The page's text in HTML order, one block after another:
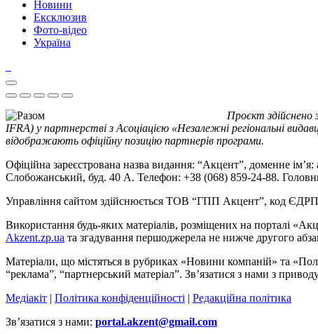
Новини
Ексклюзив
Фото-відео
Україна
Проєкт здійснено
IFRA) у партнерстві з Асоціацією «Незалежні регіональні
відображають офіційну позицію партнерів програми.
Офіційна зареєстрована назва видання: “Акцент”, доменне
Слобожанський, буд. 40 А. Телефон: +38 (068) 859-24-88.
Управління сайтом здійснюється ТОВ “ГПП Акцент”, код
Використання будь-яких матеріалів, розміщених на порталі
Akzent.zp.ua та згадування першоджерела не нижче другого
Матеріали, що містяться в рубриках «Новини компаній» та
“реклама”, “партнерський матеріал”. Зв’язатися з нами з
Медіакіт | Політика конфіденційності | Редакційна політика
Зв’язатися з нами: portal.akzent@gmail.com